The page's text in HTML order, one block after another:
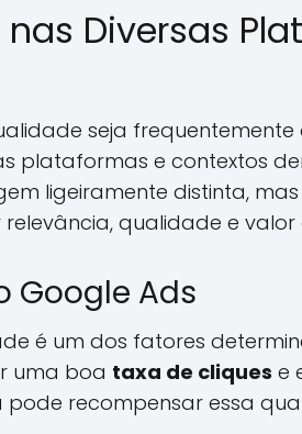
Diversas
seja frequentemente
plataformas e contextos
ligeiramente distinta,
qualidade e
Google Ads
é um dos fatores
uma boa taxa de cliques e
recompensar essa